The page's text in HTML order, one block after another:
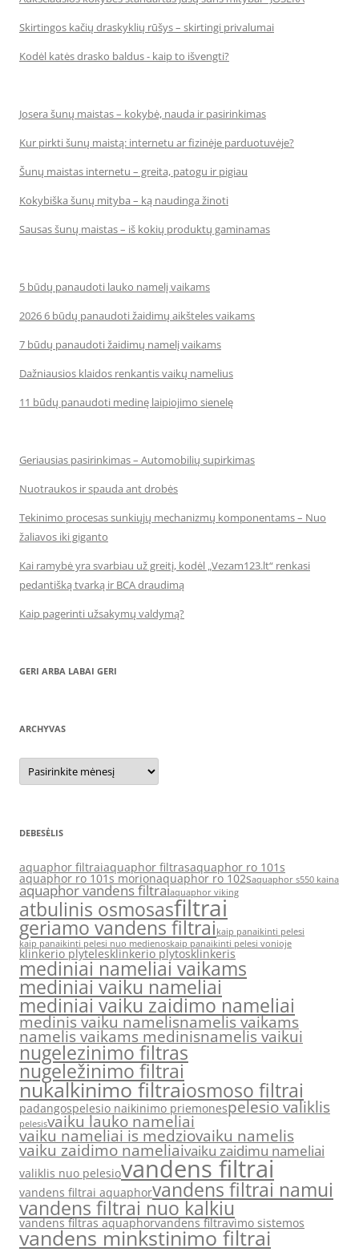
Skirtingos kačių draskyklių rūšys – skirtingi privalumai
Kodėl katės drasko baldus - kaip to išvengti?
Josera šunų maistas – kokybė, nauda ir pasirinkimas
Kur pirkti šunų maistą: internetu ar fizinėje parduotuvėje?
Šunų maistas internetu – greita, patogu ir pigiau
Kokybiška šunų mityba – ką naudinga žinoti
Sausas šunų maistas – iš kokių produktų gaminamas
5 būdų panaudoti lauko namelį vaikams
2026 6 būdų panaudoti žaidimų aikšteles vaikams
7 būdų panaudoti žaidimų namelį vaikams
Dažniausios klaidos renkantis vaikų namelius
11 būdų panaudoti medinę laipiojimo sienelę
Geriausias pasirinkimas – Automobilių supirkimas
Nuotraukos ir spauda ant drobės
Tekinimo procesas sunkiųjų mechanizmų komponentams – Nuo
žaliavos iki giganto
Kai ramybė yra svarbiau už greitį, kodėl „Vezam123.lt“ renkasi
pedantišką tvarką ir BCA draudimą
Kaip pagerinti užsakymų valdymą?
GERI ARBA LABAI GERI
ARCHYVAS
Archyvas
DEBESĖLIS
aquaphor filtraiaquaphor filtrasaquaphor ro 101s
aquaphor ro 101s morionaquaphor ro 102saquaphor s550 kaina
aquaphor vandens filtraiaquaphor viking
atbulinis osmosasfiltrai
geriamo vandens filtraikaip panaikinti pelesi
kaip panaikinti pelesi nuo medienoskaip panaikinti pelesi vonioje
klinkerio plytelesklinkerio plytosklinkeris
mediniai nameliai vaikams
mediniai vaiku nameliai
mediniai vaiku zaidimo nameliai
medinis vaiku namelisnamelis vaikams
namelis vaikams medinisnamelis vaikui
nugelezinimo filtras
nugeležinimo filtrai
nukalkinimo filtraiosmoso filtrai
padangospelesio naikinimo priemonespelesio valiklis
pelesisvaiku lauko nameliai
vaiku nameliai is medziovaiku namelis
vaiku zaidimo nameliaivaiku zaidimu nameliai
valiklis nuo pelesiovandens filtrai
vandens filtrai aquaphorvandens filtrai namui
vandens filtrai nuo kalkiu
vandens filtras aquaphorvandens filtravimo sistemos
vandens minkstinimo filtrai